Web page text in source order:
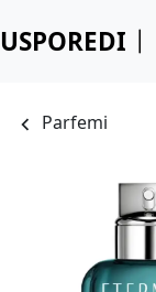
USPOREDI
Parfemi